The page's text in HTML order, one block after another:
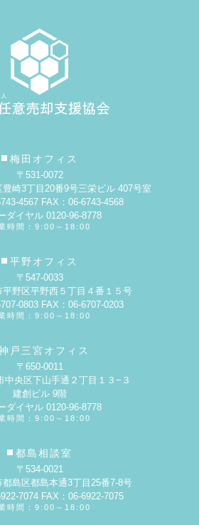
梅田オフィス
〒531-0072
崎3丁目20番9号三栄ビル 407号室
4567 FAX：06-6743-4568
ダイヤル 0120-96-8778
時間：9:00～18:00
平野オフィス
〒547-0033
平野区平野西５丁目４番１５号
0803 FAX：06-6707-0203
時間：9:00～18:00
戸三宮オフィス
〒650-0011
中央区下山手通２丁目１３−３
建創ビル 9階
ダイヤル 0120-96-8778
時間：9:00～18:00
都島相談室
〒534-0021
都島区都島本通3丁目25番7-8号
7074 FAX：06-6922-7075
時間：9:00～18:00